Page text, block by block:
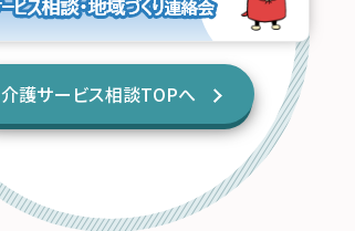
介護サービス相談TOPへ